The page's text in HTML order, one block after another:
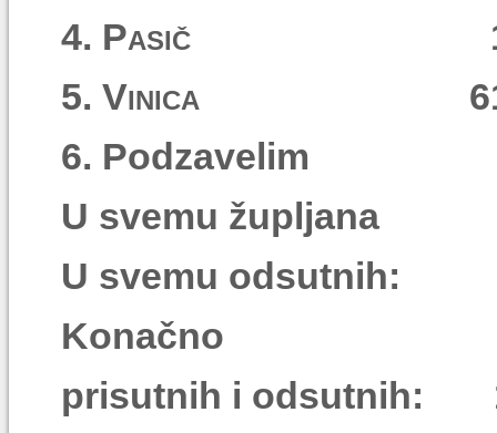
4. Pasič
5. Vinica
6.
U svemu
U svemu odsutnih:
Konačno
prisutnih i odsutnih: